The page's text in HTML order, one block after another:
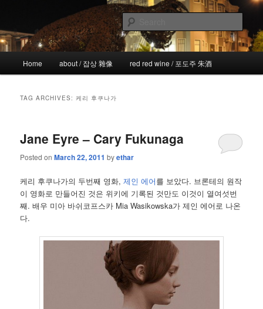
primary
content
secondary
content!wicked
the more I see the less I know
Home about / 잡상 雜像 red red wine / 포도주 朱酒
TAG ARCHIVES:케리 후쿠나가
Jane Eyre – Cary Fukunaga
Posted onMarch 22, 2011 byethar
케리 후쿠나가의 두번째 영화,제인 에어를 보았다. 브론테의 원작
이 영화로 만들어진 것은 위키에 기록된 것만도 이것이 열여섯번
째. 배우 미아 바쉬코프스카 Mia Wasikowska가 제인 에어로 나온
다.